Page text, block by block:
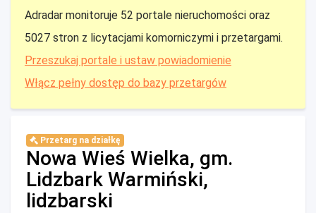
Adradar monitoruje 52 portale nieruchomości oraz
5027 stron z licytacjami komorniczymi i przetargami.
Przeszukaj portale i ustaw powiadomienie
Włącz pełny dostęp do bazy przetargów
Przetarg na działkę
Nowa Wieś Wielka, gm.
Lidzbark Warmiński,
lidzbarski